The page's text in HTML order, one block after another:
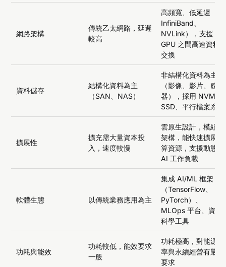
網路架構
傳統乙太網路，延遲
較高
高頻寬、低延遲（如
InfiniBand、
NVLink），支援
GPU 之間高速資料
交換
資料儲存
結構化資料為主
（SAN、NAS）
非結構化資料為主
（影像、影片、感測
器），採用 NVMe
SSD、平行檔案系統
擴展性
擴充需大量資本投
入，速度較慢
雲原生設計，模組化
架構，能快速擴展運
算資源，支援動態
AI 工作負載
軟體生態 以傳統業務應用為主
集成 AI/ML 框架
（TensorFlow、
PyTorch）、
MLOps 平台、資料
科學工具
功耗與能效
功耗較低，能效要求
一般
功耗極高，對能源效
率與永續經營有嚴格
要求